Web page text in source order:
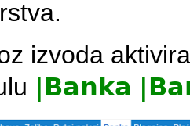
izvoda
Banka